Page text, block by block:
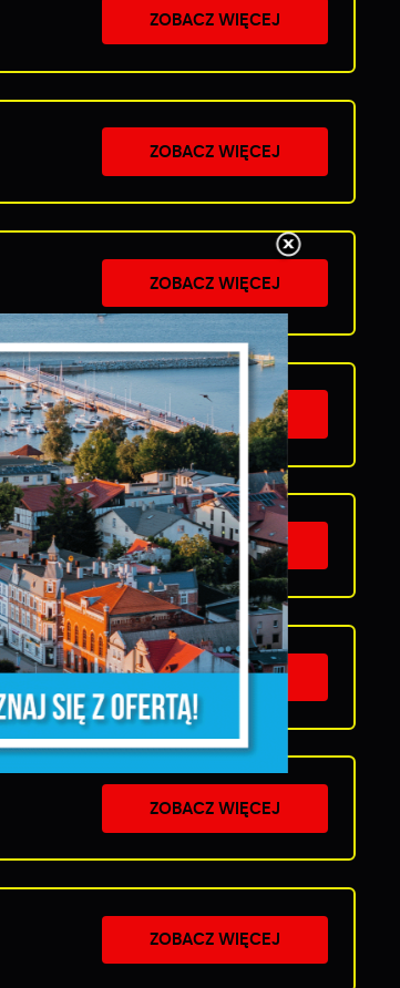
ZOBACZ WIĘCEJ
ZOBACZ WIĘCEJ
ZOBACZ WIĘCEJ
ZOBACZ WIĘCEJ
ZOBACZ WIĘCEJ
ZOBACZ WIĘCEJ
ZOBACZ WIĘCEJ
ZOBACZ WIĘCEJ